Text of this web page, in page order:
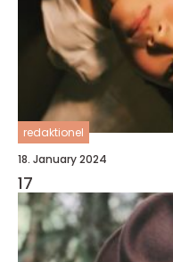
redaktionel
18. January 2024
17